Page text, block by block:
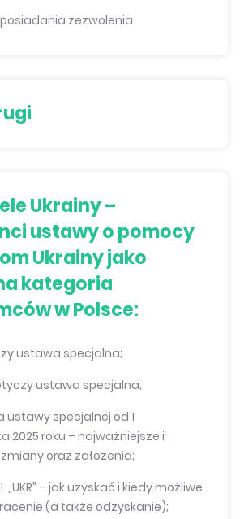
zezwolenia.
Ukrainy –
ustawy o pomocy
Ukrainy jako
kategoria
w Polsce:
ustawa specjalna;
ustawa specjalna;
ustawy specjalnej od 1
2025 roku – najważniejsze i
oraz założenia;
„UKR” – jak uzyskać i kiedy możliwe
(a także odzyskanie);